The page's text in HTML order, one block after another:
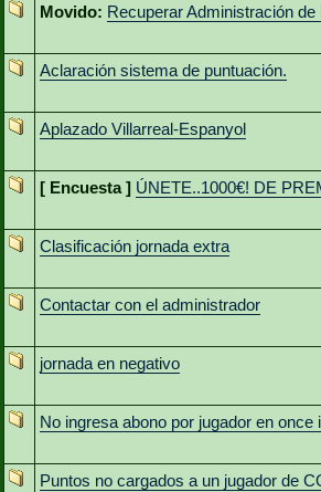
Movido: Recuperar Administración de
Aclaración sistema de puntuación.
Aplazado Villarreal-Espanyol
[ Encuesta ] ÚNETE..1000€! DE
Clasificación jornada extra
Contactar con el administrador
jornada en negativo
No ingresa abono por jugador en once
Puntos no cargados a un jugador de